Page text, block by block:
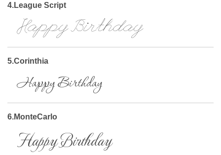
4.League Script
Happy Birthday
5.Corinthia
Happy Birthday
6.MonteCarlo
Happy Birthday